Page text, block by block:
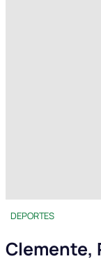
DEPORTES
Clemente,